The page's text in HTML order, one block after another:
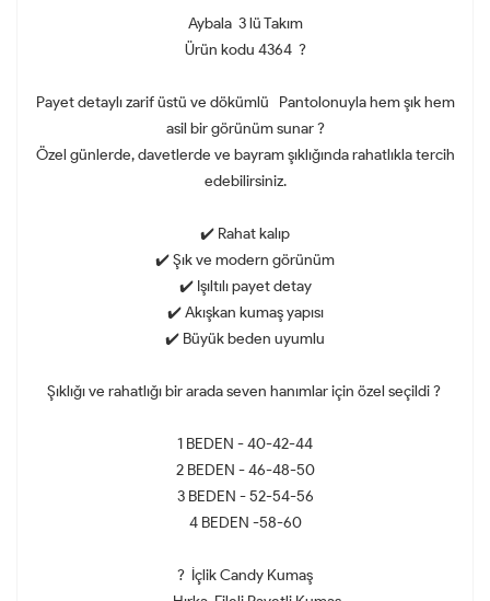
Aybala 3 lü Takım
Ürün kodu 4364 ?
Payet detaylı zarif üstü ve dökümlü Pantolonuyla hem şık hem
asil bir görünüm sunar ?
Özel günlerde, davetlerde ve bayram şıklığında rahatlıkla tercih
edebilirsiniz.
✔️ Rahat kalıp
✔️ Şık ve modern görünüm
✔️ Işıltılı payet detay
✔️ Akışkan kumaş yapısı
✔️ Büyük beden uyumlu
Şıklığı ve rahatlığı bir arada seven hanımlar için özel seçildi ?
1 BEDEN - 40-42-44
2 BEDEN - 46-48-50
3 BEDEN - 52-54-56
4 BEDEN -58-60
? İçlik Candy Kumaş